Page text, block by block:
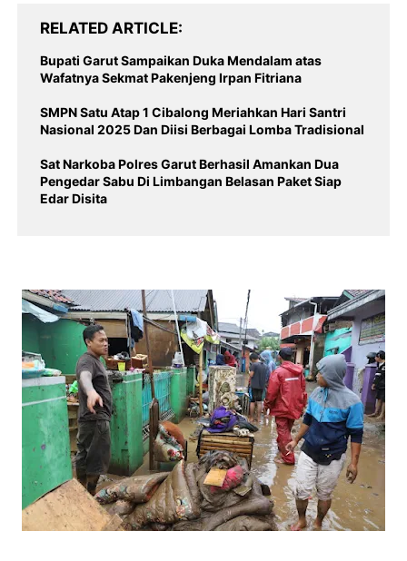
RELATED ARTICLE
Bupati Garut Sampaikan Duka Mendalam atas
Wafatnya Sekmat Pakenjeng Irpan Fitriana
SMPN Satu Atap 1 Cibalong Meriahkan Hari Santri
Nasional 2025 Dan Diisi Berbagai Lomba Tradisional
Sat Narkoba Polres Garut Berhasil Amankan Dua
Pengedar Sabu Di Limbangan Belasan Paket Siap
Edar Disita